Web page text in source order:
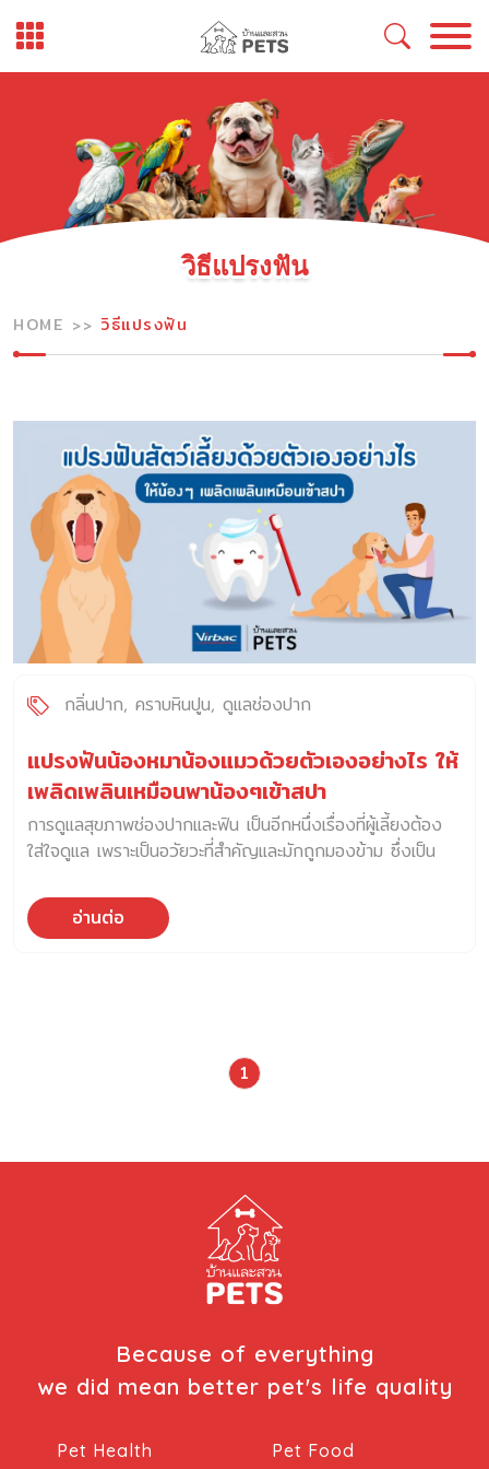
to
วิธีแปรงฟัน
HOME วิธีแปรงฟัน
กลิ่นปาก คราบหินปูน ดูแลช่องปาก
แปรงฟันน้องหมาน้องแมวด้วยตัวเองอย่างไร ให้
เพลิดเพลินเหมือนพาน้องๆเข้าสปา
การดูแลสุขภาพช่องปากและฟัน เป็นอีกหนึ่งเรื่องที่ผู้เลี้ยงต้อง
ใส่ใจดูแล เพราะเป็นอวัยวะที่สำคัญและมักถูกมองข้าม ซึ่งเป็น
กลิ่นปาก ฟันผุ โรคปริทันต์ตามมาได้ วิธีแปรงฟันสัตว์เลี้ยง
บ้านและสวน Pets ชวนเพื่อน ๆ มาเรียนรู้ถึงความสำคัญของ
อักเสบ ลดโอกาสการสูญเสียฟัน รวมถึงลดการติดเชื้อในช่อง
ปากและกระแสเลือด ซึ่งส่งผลเสียต่ออวัยวะสำคัญของร่างกาย
ขนาดช่องปาก และรูปแบบใบหน้า รวมถึงความถนัดของเจ้าของ
ในการแปรงฟัน โดยเวอร์แบค มีแปรงสีฟันที่เหมาะสมกับการ
แปรงฟันสัตว์เลี้ยงให้เลือกใช้ 2 ชนิดได้แก่ C.E.T.® Dual-
Ended Toothbrush คือแปรงสีฟันชนิดหัวแปรงคู่ให้เลือกใช้
ตามขนาดน้องๆที่บ้าน หัวแปรงกลมมนขนาดเล็ก และด้ามแปรง
เอียง เพื่อการซอกซอนในช่องปาก และเพื่อการจับที่ถนัดมือ
เล็กพร้อมด้วยขนแปรงนุ่มพิเศษ เพื่อการดูแลในช่องปากอย่าง
อ่อนโยน ยาสีฟัน : สำหรับการเลือกยาสีฟัน ผู้เลี้ยงควรเลือก
ยาสีฟันที่ผลิตมาเพื่อสัตว์เลี้ยงโดยเฉพาะ และไม่ควรอย่างยิ่งที่จะ
อ่านต่อ
1
Because of everything
we did mean better pet's life quality
Pet Health Pet Food